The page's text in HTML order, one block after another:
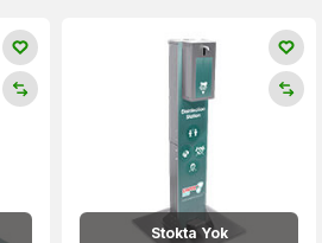
Stokta Yok